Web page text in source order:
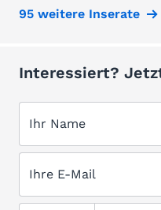
95 weitere Inserate
Interessiert?
Ihr Name
Ihre E-Mail